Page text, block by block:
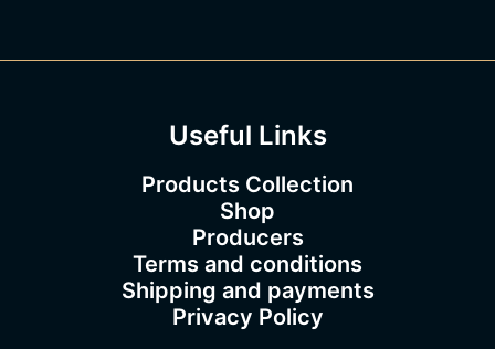
Useful Links
Products Collection
Shop
Producers
Terms and conditions
Shipping and payments
Privacy Policy